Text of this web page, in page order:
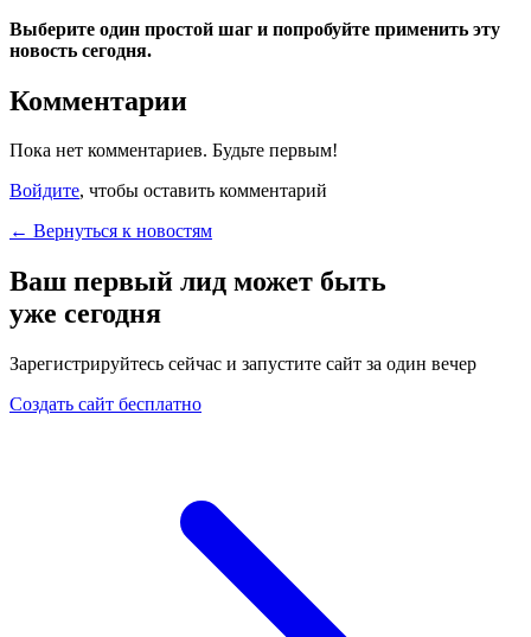
Выберите один простой шаг и попробуйте применить эту
новость сегодня.
Комментарии
Пока нет комментариев. Будьте первым!
Войдите, чтобы оставить комментарий
← Вернуться к новостям
Ваш первый лид может быть
уже сегодня
Зарегистрируйтесь сейчас и запустите сайт за один вечер
Создать сайт бесплатно